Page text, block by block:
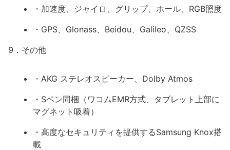
・加速度、ジャイロ、グリップ、ホール、RGB照度
・GPS、Glonass、Beidou、Galileo、QZSS
9．その他
・AKG ステレオスピーカー、Dolby Atmos
・Sペン同梱（ワコムEMR方式、タブレット上部に
マグネット吸着）
・高度なセキュリティを提供するSamsung Knox搭
載